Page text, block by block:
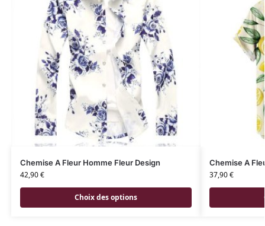
Chemise A Fleur Homme Fleur Design
42,90€
Choix des options
Chemise A
37,90€